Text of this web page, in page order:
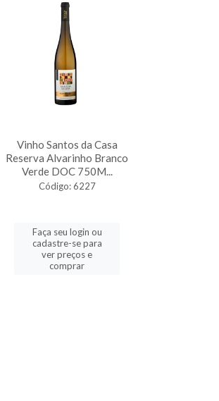
Vinho Santos da Casa
Reserva Alvarinho Branco
Verde DOC 750M...
Código: 6227
Faça seu login ou
cadastre-se para
ver preços e
comprar